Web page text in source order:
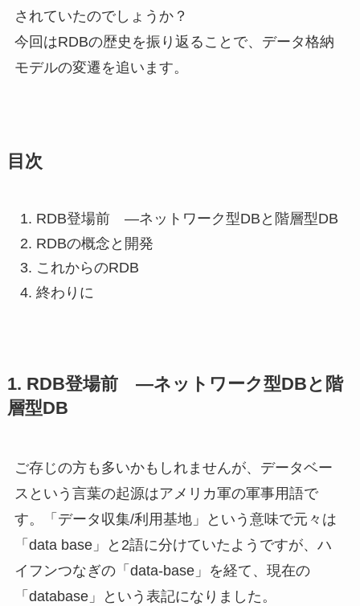
されていたのでしょうか？
今回はRDBの歴史を振り返ることで、データ格納
モデルの変遷を追います。
目次
RDB登場前 ―ネットワーク型DBと階層型DB
RDBの概念と開発
これからのRDB
終わりに
1. RDB登場前 ―ネットワーク型DBと階
層型DB
ご存じの方も多いかもしれませんが、データベー
スという言葉の起源はアメリカ軍の軍事用語で
す。「データ収集/利用基地」という意味で元々は
「data base」と2語に分けていたようですが、ハ
イフンつなぎの「data-base」を経て、現在の
「database」という表記になりました。